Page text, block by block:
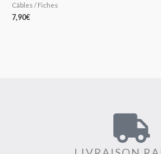
Câbles / Fiches
7,90€